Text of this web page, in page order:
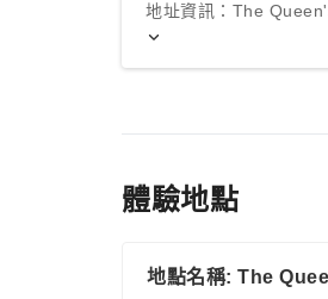
地址資訊：The
體驗地點
地點名稱: The